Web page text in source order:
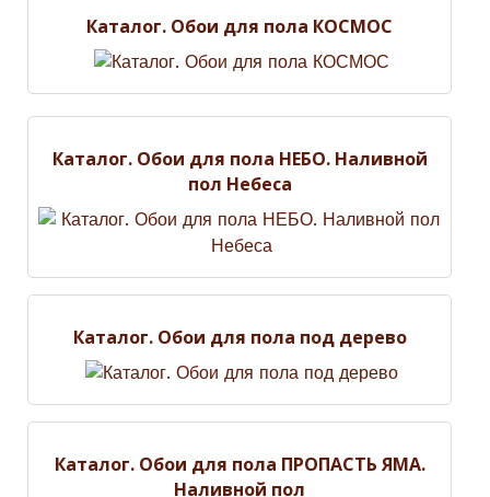
Каталог. Обои для пола КОСМОС
Каталог. Обои для пола НЕБО. Наливной
пол Небеса
Каталог. Обои для пола под дерево
Каталог. Обои для пола ПРОПАСТЬ ЯМА.
Наливной пол